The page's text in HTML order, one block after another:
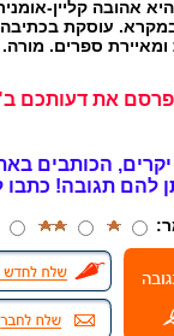
אהובה קליין-
עוסקת בכתיבה
ומאיירת ספרים.
את דעותכם
יקרים, הכותבים
להם תגובה! כתבו